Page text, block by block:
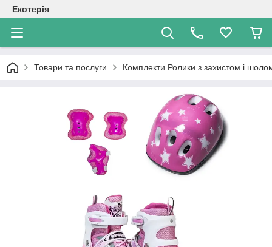
Екотерія
Товари та послуги Комплекти Ролики з захистом і